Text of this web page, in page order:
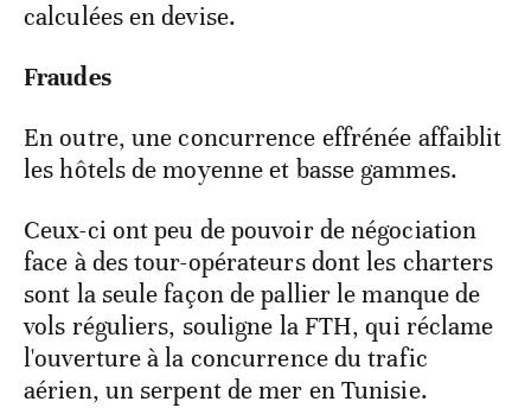
calculées en devise.
Fraudes
En outre, une concurrence effrénée affaiblit
les hôtels de moyenne et basse gammes.
Ceux-ci ont peu de pouvoir de négociation
face à des tour-opérateurs dont les charters
sont la seule façon de pallier le manque de
vols réguliers, souligne la FTH, qui réclame
l'ouverture à la concurrence du trafic
aérien, un serpent de mer en Tunisie.